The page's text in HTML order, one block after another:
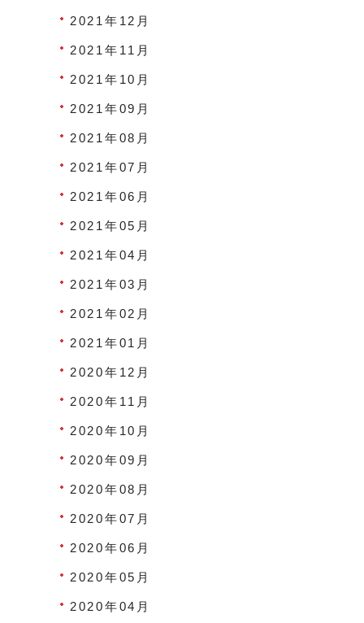
2021年12月
2021年11月
2021年10月
2021年09月
2021年08月
2021年07月
2021年06月
2021年05月
2021年04月
2021年03月
2021年02月
2021年01月
2020年12月
2020年11月
2020年10月
2020年09月
2020年08月
2020年07月
2020年06月
2020年05月
2020年04月